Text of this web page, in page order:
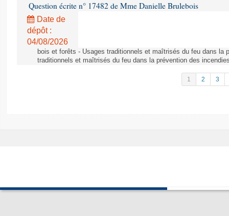
Question écrite n° 17482 de Mme Danielle Brulebois
Date de
dépôt :
04/08/2026
bois et forêts - Usages traditionnels et maîtrisés du feu dans la
traditionnels et maîtrisés du feu dans la prévention des
1 2 3